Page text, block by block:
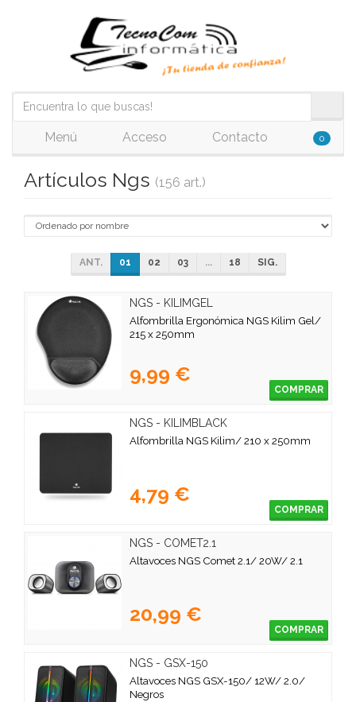
Menú Acceso Contacto 0
Artículos Ngs (156 art.)
ANT. 01 02 03 ... 18 SIG.
NGS - KILIMGEL
Alfombrilla Ergonómica NGS Kilim Gel/
215 x 250mm
9,99 €
COMPRAR
NGS - KILIMBLACK
Alfombrilla NGS Kilim/ 210 x 250mm
4,79 €
COMPRAR
NGS - COMET2.1
Altavoces NGS Comet 2.1/ 20W/ 2.1
20,99 €
COMPRAR
NGS - GSX-150
Altavoces NGS GSX-150/ 12W/ 2.0/
Negros